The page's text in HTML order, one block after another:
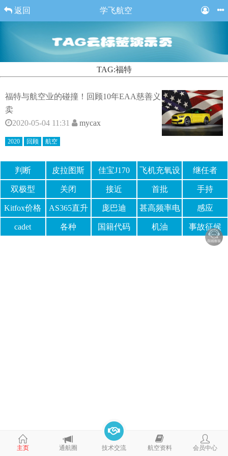
返回 学飞航空
TAG:福特
福特与航空业的碰撞！回顾10年EAA慈善义
卖
2020-05-04 11:31
mycax
2020 回顾 航空
判断 皮拉图斯
PC-12
佳宝J170 飞机充氧设
备
继任者
双极型 关闭 接近 首批 手持
Kitfox价格 AS365直升
机
庞巴迪
Bombardier
甚高频率电
台
感应
cadet 各种 国籍代码 机油 事故征候
主页 通航圈 技术交流 航空资料 会员中心